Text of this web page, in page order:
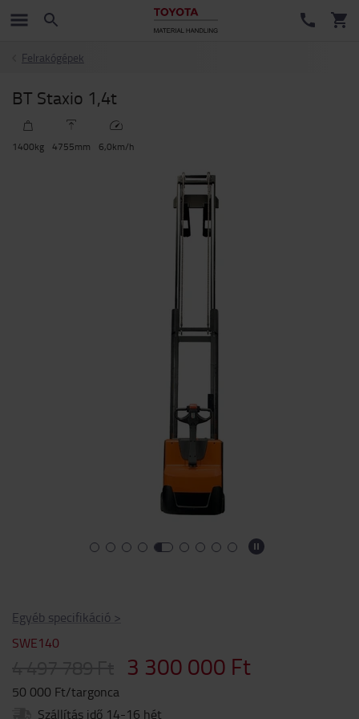
Felrakógépek
BT Staxio 1,4t
1400kg 4755mm 6,0km/h
Egyéb specifikáció >
SWE140
3 300 000 Ft
50 000 Ft/targonca
Szállítás idő 14-16 hét